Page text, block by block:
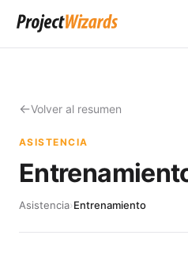
Volver al resumen
ASISTENCIA
Asistencia›Entrenamiento